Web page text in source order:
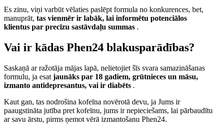
Es zinu, viņi varbūt vēlaties paslēpt formula no konkurences, bet,
manuprāt, tas vienmēr ir labāk, lai informētu potenciālos
klientus par precīzu sastāvdaļu summas .
Vai ir kādas Phen24 blakusparādības?
Saskaņā ar ražotāja mājas lapā, nelietojiet šīs svara samazināšanas
formulu, ja esat jaunāks par 18 gadiem, grūtnieces un māsu,
izmanto antidepresantus, vai ir diabēts .
Kaut gan, tas nodrošina kofeīna novērotā devu, ja Jums ir
paaugstināta jutība pret kofeīnu, jums ir nepieciešams, lai pārbaudītu
ar savu ārstu, pirms ņemot vērā izmantošanu Phen24.